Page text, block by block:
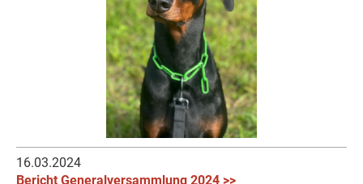
16.03.2024
Bericht Generalversammlung 2024 >>